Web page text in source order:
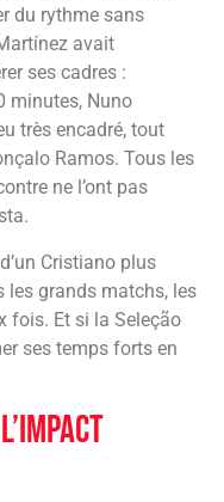
du rythme sans
avait
ses cadres :
minutes, Nuno
très encadré, tout
Ramos. Tous les
ne l’ont pas
Cristiano plus
grands matchs, les
fois. Et si la Seleção
ses temps forts en